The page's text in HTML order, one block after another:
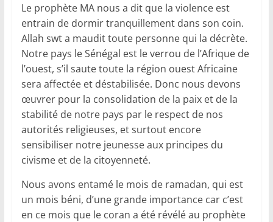
Le prophète MA nous a dit que la violence est
entrain de dormir tranquillement dans son coin.
Allah swt a maudit toute personne qui la décrète.
Notre pays le Sénégal est le verrou de l’Afrique de
l’ouest, s’il saute toute la région ouest Africaine
sera affectée et déstabilisée. Donc nous devons
œuvrer pour la consolidation de la paix et de la
stabilité de notre pays par le respect de nos
autorités religieuses, et surtout encore
sensibiliser notre jeunesse aux principes du
civisme et de la citoyenneté.
Nous avons entamé le mois de ramadan, qui est
un mois béni, d’une grande importance car c’est
en ce mois que le coran a été révélé au prophète